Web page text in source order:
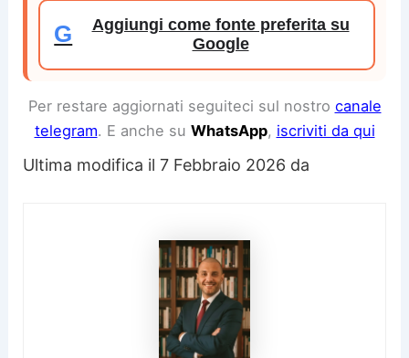
G
Aggiungi come fonte preferita su
Google
Per restare aggiornati seguiteci sul nostro canale
telegram. E anche su WhatsApp, iscriviti da qui
Ultima modifica il 7 Febbraio 2026 da